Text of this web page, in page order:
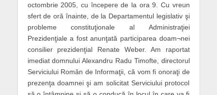
octombrie 2005, cu începere de la ora 9. Cu vreun
sfert de oră înainte, de la Departamentul legislativ şi
probleme constituţionale al Administraţiei
Prezidenţiale a fost anunţată participarea doam¬nei
consilier prezidenţial Renate Weber. Am raportat
imediat domnului Alexandru Radu Timofte, directorul
Serviciului Român de Informaţii, că vom fi onoraţi de
prezenţa doamnei şi am solicitat Serviciului protocol